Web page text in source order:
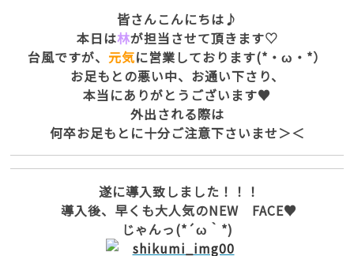
皆さんこんにちは♪
本日は林が担当させて頂きます♡
台風ですが、 元気に営業しております(*・ω・*）
お足もとの悪い中、お通い下さり、
本当にありがとうございます♥
外出される際は
何卒お足もとに十分ご注意下さいませ＞＜
遂に導入致しました！！！
導入後、早くも大人気のNEW FACE♥
じゃんっ(*´ω｀*)